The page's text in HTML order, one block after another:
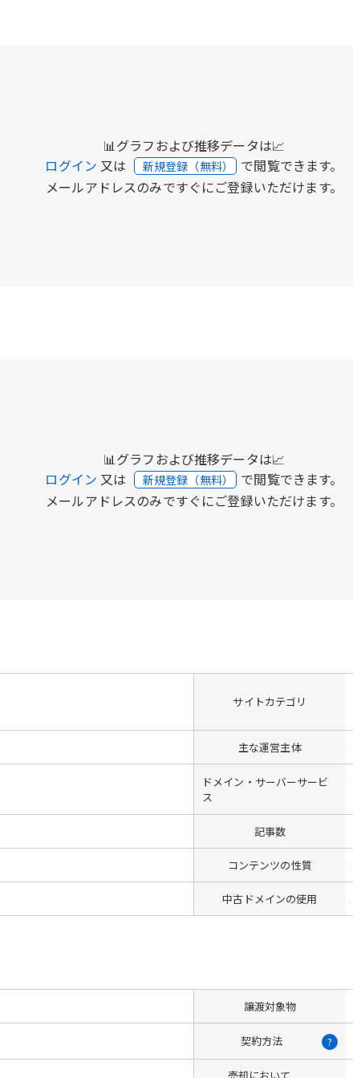
📊グラフおよび推移データは📈
ログイン 又は 新規登録（無料） で閲覧できます。
メールアドレスのみですぐにご登録いただけます。
📊グラフおよび推移データは📈
ログイン 又は 新規登録（無料） で閲覧できます。
メールアドレスのみですぐにご登録いただけます。
サイトカテゴリ
主な運営主体
ドメイン・サーバーサービ
ス
記事数
コンテンツの性質
中古ドメインの使用
譲渡対象物
契約方法 ?
売却において